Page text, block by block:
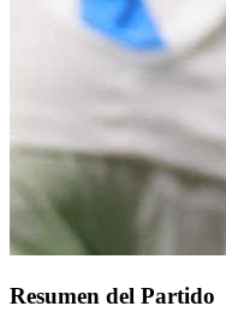
Resumen del Partido